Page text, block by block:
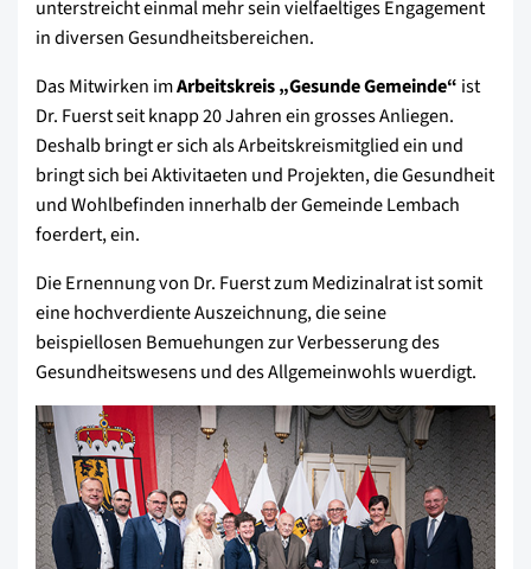
unterstreicht einmal mehr sein vielfaeltiges Engagement
in diversen Gesundheitsbereichen.
Das Mitwirken imArbeitskreis „Gesunde Gemeinde“ ist
Dr. Fuerst seit knapp 20 Jahren ein grosses Anliegen.
Deshalb bringt er sich als Arbeitskreismitglied ein und
bringt sich bei Aktivitaeten und Projekten, die Gesundheit
und Wohlbefinden innerhalb der Gemeinde Lembach
foerdert, ein.
Die Ernennung von Dr. Fuerst zum Medizinalrat ist somit
eine hochverdiente Auszeichnung, die seine
beispiellosen Bemuehungen zur Verbesserung des
Gesundheitswesens und des Allgemeinwohls wuerdigt.